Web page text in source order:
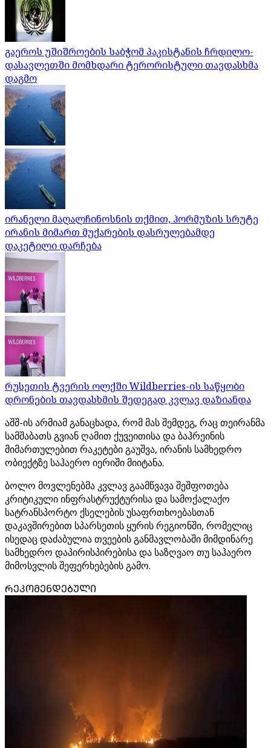
გაეროს უშიშროების საბჭომ პაკისტანის ჩრდილო-
დასავლეთში მომხდარი ტერორისტული თავდასხმა
დაგმო
ირანელი მაღალჩინოსნის თქმით, ჰორმუზის სრუტე
ირანის მიმართ მუქარების დასრულებამდე
დაკეტილი დარჩება
რუსეთის ტვერის ოლქში Wildberries-ის საწყობი
დრონების თავდასხმის შედეგად კვლავ დაზიანდა
აშშ-ის არმიამ განაცხადა, რომ მას შემდეგ, რაც თეირანმა
სამშაბათს გვიან ღამით ქუვეითისა და ბაჰრეინის
მიმართულებით რაკეტები გაუშვა, ირანის სამხედრო
ობიექტზე საჰაერო იერიში მიიტანა.
ბოლო მოვლენებმა კვლავ გაამწვავა შეშფოთება
კრიტიკული ინფრასტრუქტურისა და სამოქალაქო
სატრანსპორტო ქსელების უსაფრთხოებასთან
დაკავშირებით სპარსეთის ყურის რეგიონში, რომელიც
ისედაც დაძაბულია თვეების განმავლობაში მიმდინარე
სამხედრო დაპირისპირებისა და საზღვაო თუ საჰაერო
მიმოსვლის შეფერხებების გამო.
ᲠᲔᲙᲝᲛᲔᲜᲓᲔᲑᲣᲚᲘ